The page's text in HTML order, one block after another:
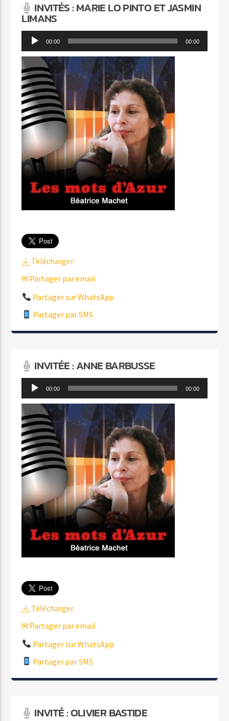
INVITÉS : MARIE LO PINTO ET JASMIN
LIMANS
Lecteur 00:00 00:00
Télécharger
✉ Partager par email
Partager sur WhatsApp
Partager par SMS
INVITÉE : ANNE BARBUSSE
Lecteur 00:00 00:00
Télécharger
✉ Partager par email
Partager sur WhatsApp
Partager par SMS
INVITÉ : OLIVIER BASTIDE